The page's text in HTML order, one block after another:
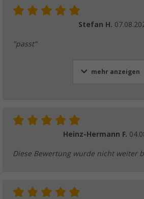
(2)
Stefan H.
"passt"
mehr anzeigen
Heinz-Hermann F.
Diese Bewertung wurde nicht weiter